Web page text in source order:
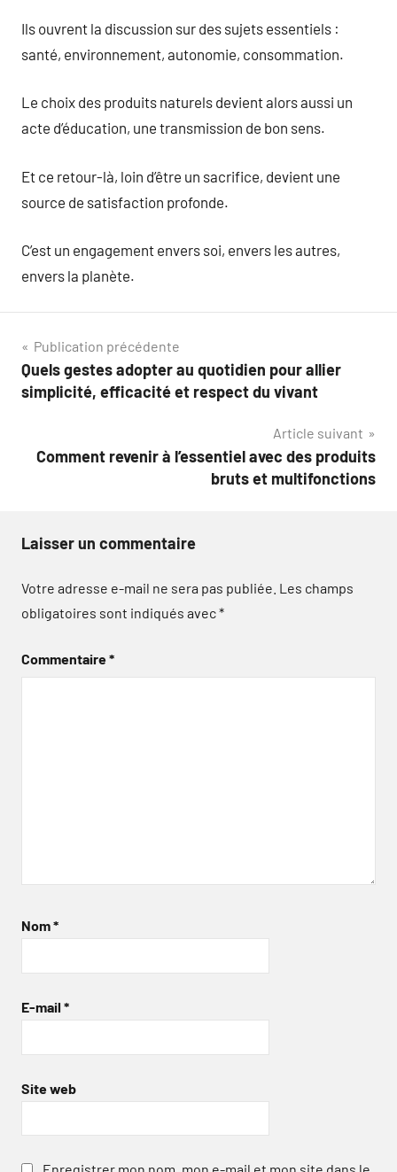
Ils ouvrent la discussion sur des sujets essentiels :
santé, environnement, autonomie, consommation.
Le choix des produits naturels devient alors aussi un
acte d’éducation, une transmission de bon sens.
Et ce retour-là, loin d’être un sacrifice, devient une
source de satisfaction profonde.
C’est un engagement envers soi, envers les autres,
envers la planète.
Navigation
de
Publication précédente
Quels gestes adopter au quotidien pour allier
simplicité, efficacité et respect du vivant
Article suivant
Comment revenir à l’essentiel avec des produits
bruts et multifonctions
Laisser un commentaire
Votre adresse e-mail ne sera pas publiée. Les champs
obligatoires sont indiqués avec*
Commentaire*
Nom*
E-mail *
Site web